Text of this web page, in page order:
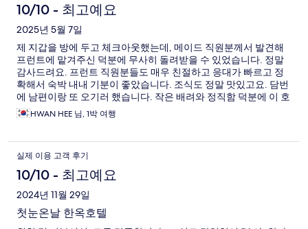
10/10 - 최고예요
2025년 5월 7일
제 지갑을 방에 두고 체크아웃했는데, 메이드 직원분께서 발견해
프런트에 맡겨주신 덕분에 무사히 돌려받을 수 있었습니다. 정말
감사드려요. 프런트 직원분들도 매우 친절하고 응대가 빠르고 정
확해서 숙박 내내 기분이 좋았습니다. 조식도 정말 맛있고요. 담번
에 남편이랑 또 오기러 했습니다. 작은 배려와 정직함 덕분에 이 호
텔에 대한 신뢰가 더 깊어졌고, 다음에 다시 방문하고 싶다는 생각
이 들었습니다. 감사합니다!
HWAN HEE 님, 1박 여행
실제 이용 고객 후기
10/10 - 최고예요
2024년 11월 29일
첫눈온날 한옥호텔